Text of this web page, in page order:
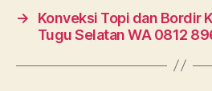
→
Konveksi Topi dan Bordir
Tugu Selatan WA 0812